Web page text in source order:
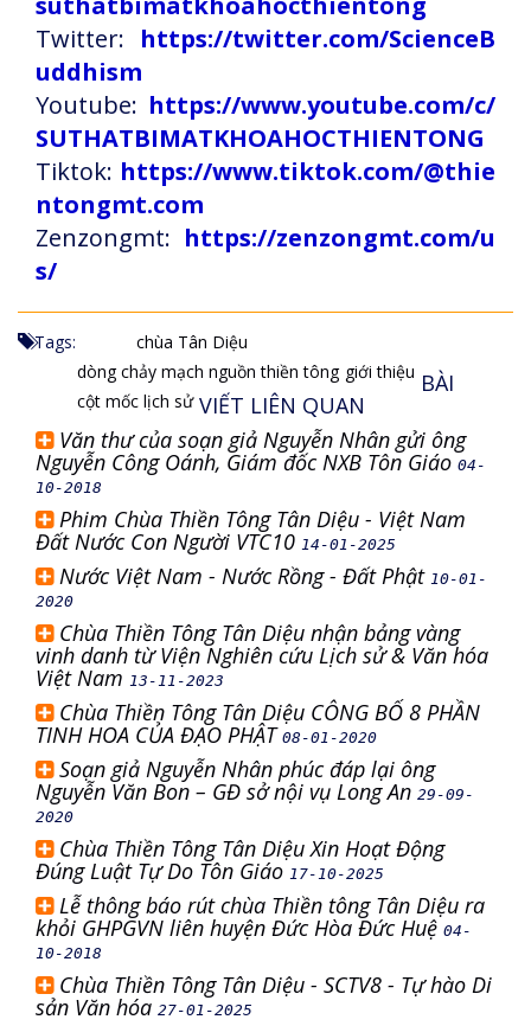
Twitter: https://twitter.com/ScienceB
uddhism
Youtube: https://www.youtube.com/c/
SUTHATBIMATKHOAHOCTHIENTONG
Tiktok: https://www.tiktok.com/@thie
ntongmt.com
Zenzongmt: https://zenzongmt.com/u
s/
Tags:
chùa Tân Diệu
dòng chảy mạch nguồn thiền tông giới thiệu
cột mốc lịch sử
BÀI
VIẾT LIÊN QUAN
Văn thư của soạn giả Nguyễn Nhân gửi ông
Nguyễn Công Oánh, Giám đốc NXB Tôn Giáo04-
10-2018
Phim Chùa Thiền Tông Tân Diệu - Việt Nam
Đất Nước Con Người VTC10 14-01-2025
Nước Việt Nam - Nước Rồng - Đất Phật 10-01-
2020
Chùa Thiền Tông Tân Diệu nhận bảng vàng
vinh danh từ Viện Nghiên cứu Lịch sử & Văn hóa
Việt Nam 13-11-2023
Chùa Thiền Tông Tân Diệu CÔNG BỐ 8 PHẦN
TINH HOA CỦA ĐẠO PHẬT 08-01-2020
Soạn giả Nguyễn Nhân phúc đáp lại ông
Nguyễn Văn Bon – GĐ sở nội vụ Long An 29-09-
2020
Chùa Thiền Tông Tân Diệu Xin Hoạt Động
Đúng Luật Tự Do Tôn Giáo 17-10-2025
Lễ thông báo rút chùa Thiền tông Tân Diệu ra
khỏi GHPGVN liên huyện Đức Hòa Đức Huệ 04-
10-2018
Chùa Thiền Tông Tân Diệu - SCTV8 - Tự hào Di
sản Văn hóa 27-01-2025